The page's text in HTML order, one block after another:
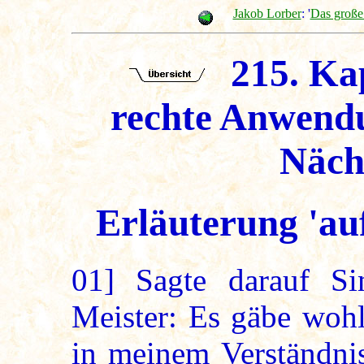
Jakob Lorber: 'Das
215.
rechte
Erläuterung
01] Sagte darauf
Meister: Es gäbe
in meinem